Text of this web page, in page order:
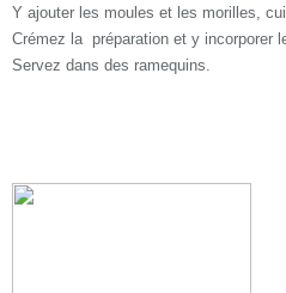
Y ajouter les moules et les morilles,
Crémez la préparation et y incorporer
Servez dans des ramequins.